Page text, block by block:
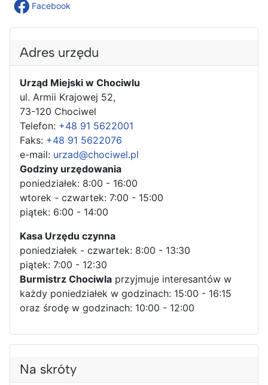
Facebook
Adres urzędu
Urząd Miejski w Chociwlu
ul. Armii Krajowej 52,
73-120 Chociwel
Telefon: +48 91 5622001
Faks: +48 91 5622076
e-mail: urzad@chociwel.pl
Godziny urzędowania
poniedziałek: 8:00 - 16:00
wtorek - czwartek: 7:00 - 15:00
piątek: 6:00 - 14:00
Kasa Urzędu czynna
poniedziałek - czwartek: 8:00 - 13:30
piątek: 7:00 - 12:30
Burmistrz Chociwla przyjmuje interesantów w
każdy poniedziałek w godzinach: 15:00 - 16:15
oraz środę w godzinach: 10:00 - 12:00
Na skróty